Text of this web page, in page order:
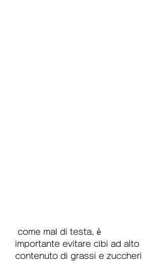
importante evitare cibi ad alto
contenuto di grassi e zuccheri